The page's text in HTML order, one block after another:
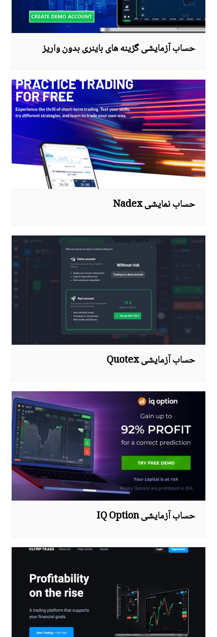
حساب آزمایشی گزینه های باینری بدون واریز
حساب نمایشی Nadex
حساب آزمایشی Quotex
حساب آزمایشی IQ Option